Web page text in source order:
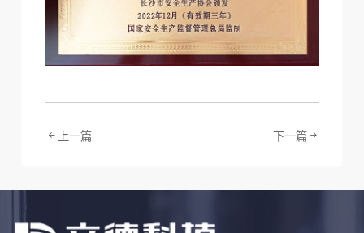
上一篇 下一篇